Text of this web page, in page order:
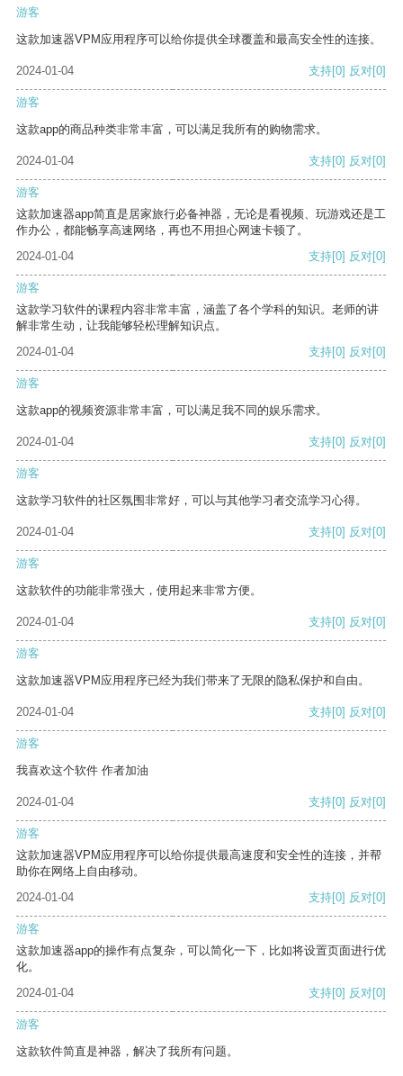
游客
这款加速器VPM应用程序可以给你提供全球覆盖和最高安全性的连接。
2024-01-04 支持[0] 反对[0]
游客
这款app的商品种类非常丰富，可以满足我所有的购物需求。
2024-01-04 支持[0] 反对[0]
游客
这款加速器app简直是居家旅行必备神器，无论是看视频、玩游戏还是工
作办公，都能畅享高速网络，再也不用担心网速卡顿了。
2024-01-04
支持[0] 反对[0]
游客
这款学习软件的课程内容非常丰富，涵盖了各个学科的知识。老师的讲
解非常生动，让我能够轻松理解知识点。
2024-01-04
支持[0] 反对[0]
游客
这款app的视频资源非常丰富，可以满足我不同的娱乐需求。
2024-01-04 支持[0] 反对[0]
游客
这款学习软件的社区氛围非常好，可以与其他学习者交流学习心得。
2024-01-04 支持[0] 反对[0]
游客
这款软件的功能非常强大，使用起来非常方便。
2024-01-04 支持[0] 反对[0]
游客
这款加速器VPM应用程序已经为我们带来了无限的隐私保护和自由。
2024-01-04 支持[0] 反对[0]
游客
我喜欢这个软件 作者加油
2024-01-04 支持[0] 反对[0]
游客
这款加速器VPM应用程序可以给你提供最高速度和安全性的连接，并帮
助你在网络上自由移动。
2024-01-04
支持[0] 反对[0]
游客
这款加速器app的操作有点复杂，可以简化一下，比如将设置页面进行优
化。
2024-01-04
支持[0] 反对[0]
游客
这款软件简直是神器，解决了我所有问题。